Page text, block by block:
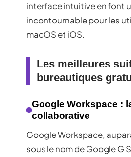
interface intuitive en font
incontournable pour les
macOS et iOS.
Les meilleures
bureautiques
Google Workspace :
collaborative
Google Workspace,
sous le nom de Google G